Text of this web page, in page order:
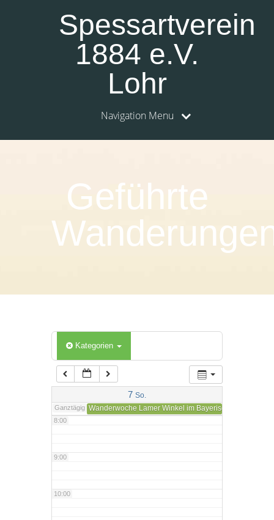
Spessartverein
1884 e.V.
Lohr
Navigation Menu
Geführte
Kategorien
7 So.
Ganztägig Wanderwoche Lamer Winkel im Bayerischen Wald
3:00
6:00
7:00
8:00
9:00
10:00